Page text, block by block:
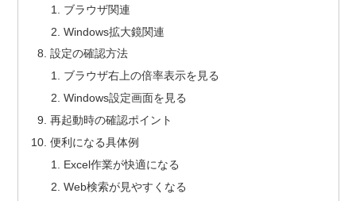
ブラウザ関連
Windows拡大鏡関連
設定の確認方法
ブラウザ右上の倍率表示を見る
Windows設定画面を見る
再起動時の確認ポイント
便利になる具体例
Excel作業が快適になる
Web検索が見やすくなる